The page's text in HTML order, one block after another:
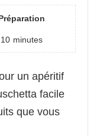
10 minutes
un apéritif
facile
que vous